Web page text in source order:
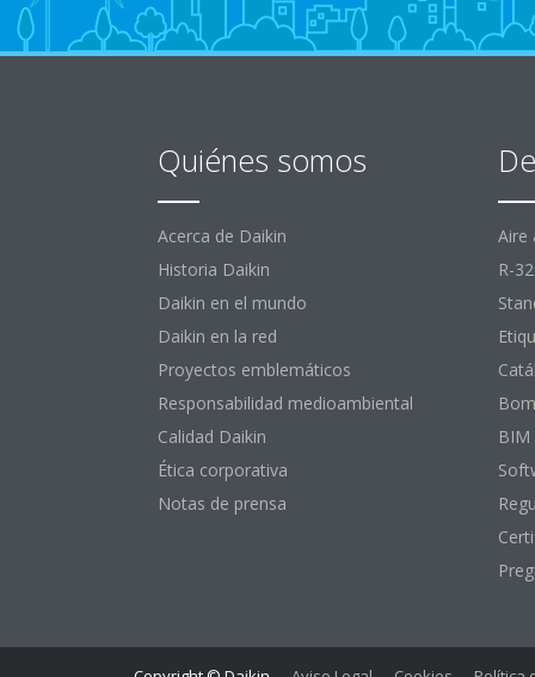
Quiénes somos
Acerca de Daikin
Historia Daikin
Daikin en el mundo
Daikin en la red
Proyectos emblemáticos
Responsabilidad medioambiental
Calidad Daikin
Ética corporativa
Notas de prensa
Aire
R-32
BIM